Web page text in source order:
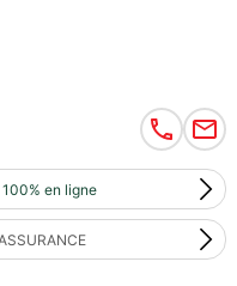
en ligne